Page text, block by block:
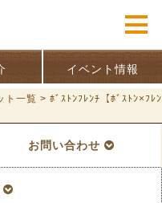
イベント情報
ト一覧 > ﾎﾞｽﾄﾝﾌﾚﾝﾁ【ﾎﾞｽﾄﾝ×ﾌﾚﾝ
お問い合わせ